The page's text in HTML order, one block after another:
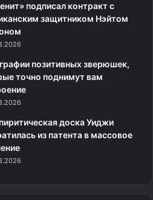
и
и
подписал контракт с
защитником Нэйтом
позитивных зверюшек,
точно поднимут вам
доска Уиджи
из патента в массовое